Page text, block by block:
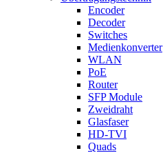
Encoder
Decoder
Switches
Medienkonverter
WLAN
PoE
Router
SFP Module
Zweidraht
Glasfaser
HD-TVI
Quads